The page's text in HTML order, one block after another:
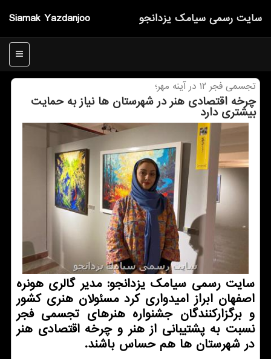
Siamak Yazdanjoo سایت رسمی سیامك یزدانجو
منو
تجسمی فجر ۱۲ در آینه مهر؛
چرخه اقتصادی هنر در شهرستان ها نیاز به حمایت
بیشتری دارد
سایت رسمی سیامك یزدانجو: مدیر گالری هونره
اصفهان ابراز امیدواری كرد مسئولان هنری كشور
و برگزاركنندگان جشنواره هنرهای تجسمی فجر
نسبت به پشتیبانی از هنر و چرخه اقتصادی هنر
در شهرستان ها هم حساس باشند.